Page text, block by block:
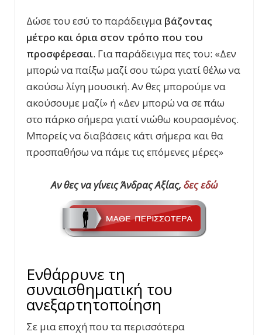
Δώσε του εσύ το παράδειγμα βάζοντας
μέτρο και όρια στον τρόπο που του
προσφέρεσαι. Για παράδειγμα πες του: «Δεν
μπορώ να παίξω μαζί σου τώρα γιατί θέλω να
ακούσω λίγη μουσική. Αν θες μπορούμε να
ακούσουμε μαζί» ή «Δεν μπορώ να σε πάω
στο πάρκο σήμερα γιατί νιώθω κουρασμένος.
Μπορείς να διαβάσεις κάτι σήμερα και θα
προσπαθήσω να πάμε τις επόμενες μέρες»
Αν θες να γίνεις Άνδρας Αξίας, δες εδώ
Ενθάρρυνε τη
συναισθηματική του
ανεξαρτητοποίηση
Σε μια εποχή που τα περισσότερα